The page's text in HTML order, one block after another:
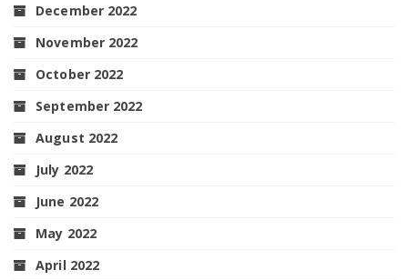
December 2022
November 2022
October 2022
September 2022
August 2022
July 2022
June 2022
May 2022
April 2022